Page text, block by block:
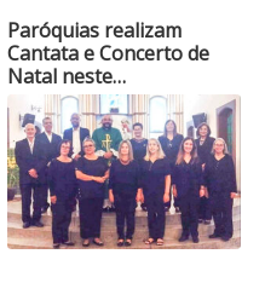
Paróquias realizam
Cantata e Concerto de
Natal neste…